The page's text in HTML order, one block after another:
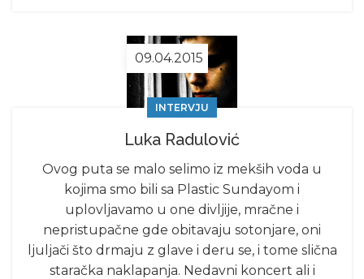
09.04.2015
INTERVJU
Luka Radulović
Ovog puta se malo selimo iz mekših voda u
kojima smo bili sa Plastic Sundayom i
uplovljavamo u one divljije, mračne i
nepristupačne gde obitavaju sotonjare, oni
ljuljači što drmaju z glave i deru se, i tome slična
staračka naklapanja. Nedavni koncert ali i